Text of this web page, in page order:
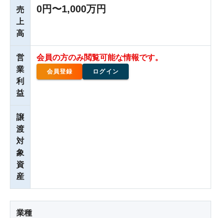
売
上
高
0円〜1,000万円
営
業
利
益
会員の方のみ閲覧可能な情報です。
会員登録 ログイン
譲
渡
対
象
資
産
業種